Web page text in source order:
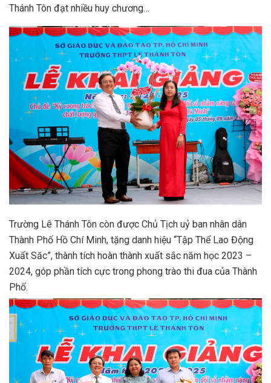
Thánh Tôn đạt nhiều huy chương…
Trường Lê Thánh Tôn còn được Chủ Tịch uỷ ban nhân dân
Thành Phố Hồ Chí Minh, tặng danh hiệu “Tập Thể Lao Động
Xuất Săc”, thành tích hoàn thành xuất sắc năm học 2023 –
2024, góp phần tích cực trong phong trào thi đua của Thành
Phố.